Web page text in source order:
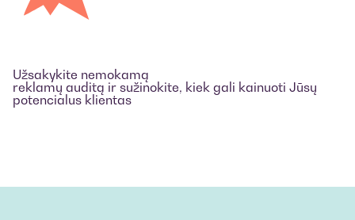
Užsakykite nemokamą
reklamų auditą ir sužinokite, kiek gali kainuoti Jūsų
potencialus klientas